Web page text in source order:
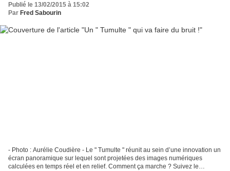
Publié le 13/02/2015 à 15:02
Par Fred Sabourin
- Photo : Aurélie Coudière - Le " Tumulte " réunit au sein d’une innovation un
écran panoramique sur lequel sont projetées des images numériques
calculées en temps réel et en relief. Comment ça marche ? Suivez le